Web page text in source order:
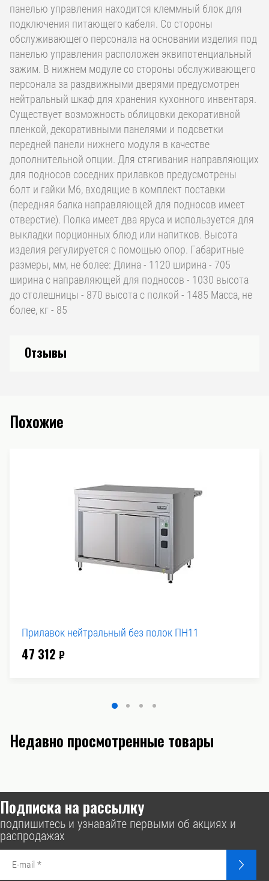
панелью управления находится клеммный блок для
подключения питающего кабеля. Со стороны
обслуживающего персонала на основании изделия под
панелью управления расположен эквипотенциальный
зажим. В нижнем модуле со стороны обслуживающего
персонала за раздвижными дверями предусмотрен
нейтральный шкаф для хранения кухонного инвентаря.
Существует возможность облицовки декоративной
пленкой, декоративными панелями и подсветки
передней панели нижнего модуля в качестве
дополнительной опции. Для стягивания направляющих
для подносов соседних прилавков предусмотрены
болт и гайки М6, входящие в комплект поставки
(передняя балка направляющей для подносов имеет
отверстие). Полка имеет два яруса и используется для
выкладки порционных блюд или напитков. Высота
изделия регулируется с помощью опор. Габаритные
размеры, мм, не более: Длина - 1120 ширина - 705
ширина с направляющей для подносов - 1030 высота
до столешницы - 870 высота с полкой - 1485 Масса, не
более, кг - 85
Отзывы
Похожие
Прилавок нейтральный без полок ПН11
47 312 ₽
Недавно просмотренные товары
Подписка на рассылку
подпишитесь и узнавайте первыми об акциях и
распродажах